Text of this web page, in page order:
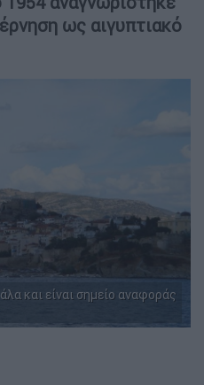
ως αιγυπτιακό
και είναι σημείο αναφοράς